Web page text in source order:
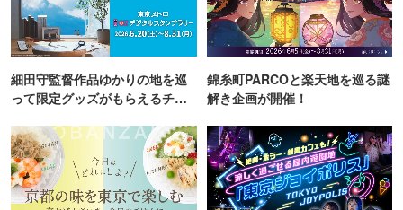
細田守監督作品ゆかりの地を巡
って限定グッズがもらえるチャ
錦糸町PARCOと楽天地を巡る謎
解き企画が開催！